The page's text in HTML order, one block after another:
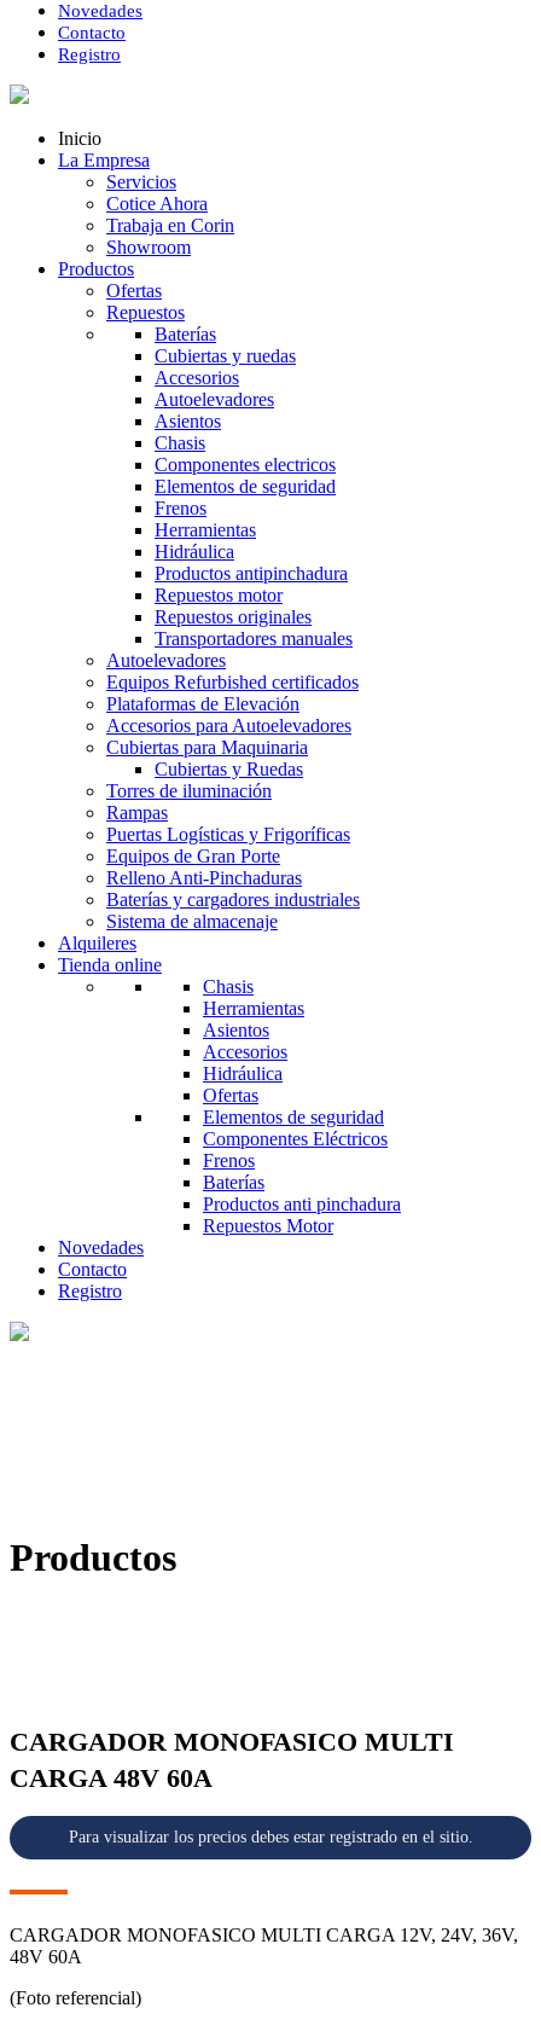
Novedades
Contacto
Registro
Inicio
La Empresa
Servicios
Cotice Ahora
Trabaja en Corin
Showroom
Productos
Ofertas
Repuestos
Baterías
Cubiertas y ruedas
Accesorios
Autoelevadores
Asientos
Chasis
Componentes electricos
Elementos de seguridad
Frenos
Herramientas
Hidráulica
Productos antipinchadura
Repuestos motor
Repuestos originales
Transportadores manuales
Autoelevadores
Equipos Refurbished certificados
Plataformas de Elevación
Accesorios para Autoelevadores
Cubiertas para Maquinaria
Cubiertas y Ruedas
Torres de iluminación
Rampas
Puertas Logísticas y Frigoríficas
Equipos de Gran Porte
Relleno Anti-Pinchaduras
Baterías y cargadores industriales
Sistema de almacenaje
Alquileres
Tienda online
Chasis
Herramientas
Asientos
Accesorios
Hidráulica
Ofertas
Elementos de seguridad
Componentes Eléctricos
Frenos
Baterías
Productos anti pinchadura
Repuestos Motor
Novedades
Contacto
Registro
Productos
CARGADOR MONOFASICO MULTI
CARGA 48V 60A
Para visualizar los precios debes estar registrado en el sitio.
CARGADOR MONOFASICO MULTI CARGA 12V, 24V, 36V,
48V 60A
(Foto referencial)